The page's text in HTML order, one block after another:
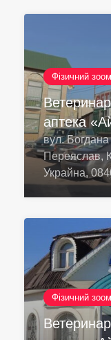
Фізичний
аптека
вул.
Переяслав,
Украйна,
Фізичний